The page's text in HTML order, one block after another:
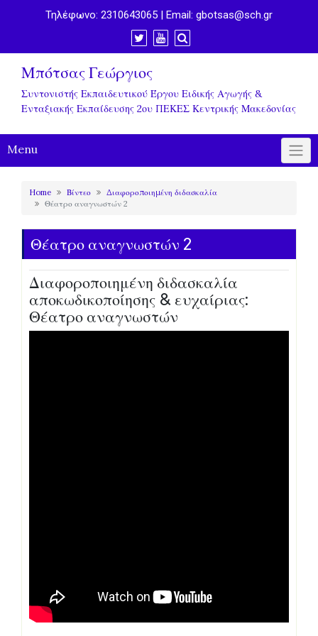
Τηλέφωνο: 2310643065 | Email: gbotsas@sch.gr
Μπότσας Γεώργιος
Συντονιστής Εκπαιδευτικού Έργου Ειδικής Αγωγής &
Ενταξιακής Εκπαίδευσης 2ου ΠΕΚΕΣ Κεντρικής Μακεδονίας
Menu
Home Βίντεο
Διαφοροποιημένη διδασκαλία
Θέατρο αναγνωστών 2
Θέατρο αναγνωστών 2
Διαφοροποιημένη διδασκαλία
αποκωδικοποίησης & ευχαίριας:
Θέατρο αναγνωστών